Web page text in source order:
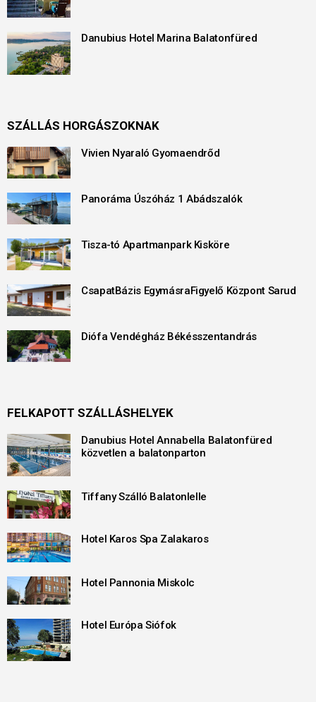
Danubius Hotel Marina Balatonfüred
SZÁLLÁS HORGÁSZOKNAK
Vivien Nyaraló Gyomaendrőd
Panoráma Úszóház 1 Abádszalók
Tisza-tó Apartmanpark Kisköre
CsapatBázis EgymásraFigyelő Központ Sarud
Diófa Vendégház Békésszentandrás
FELKAPOTT SZÁLLÁSHELYEK
Danubius Hotel Annabella Balatonfüred
közvetlen a balatonparton
Tiffany Szálló Balatonlelle
Hotel Karos Spa Zalakaros
Hotel Pannonia Miskolc
Hotel Európa Siófok